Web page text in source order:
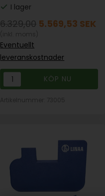
I lager
6.329,00 5.569,53 SEK
Eventuellt
leveranskostnader